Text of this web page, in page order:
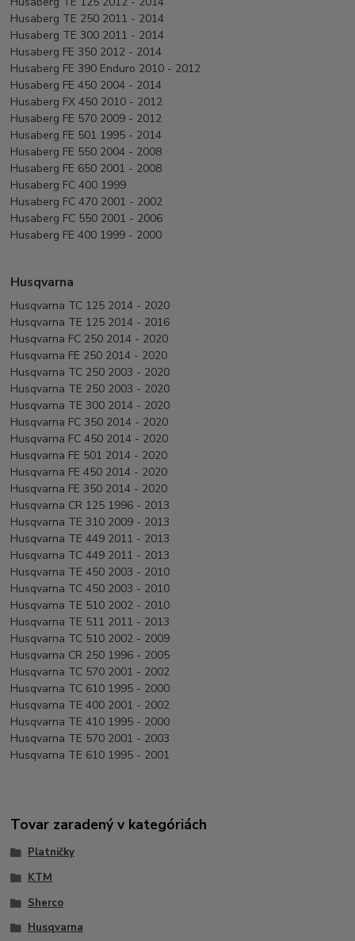
Husaberg TE 250 2011 - 2014
Husaberg TE 300 2011 - 2014
Husaberg FE 350 2012 - 2014
Husaberg FE 390 Enduro 2010 - 2012
Husaberg FE 450 2004 - 2014
Husaberg FX 450 2010 - 2012
Husaberg FE 570 2009 - 2012
Husaberg FE 501 1995 - 2014
Husaberg FE 550 2004 - 2008
Husaberg FE 650 2001 - 2008
Husaberg FC 400 1999
Husaberg FC 470 2001 - 2002
Husaberg FC 550 2001 - 2006
Husaberg FE 400 1999 - 2000
Husqvarna
Husqvarna TC 125 2014 - 2020
Husqvarna TE 125 2014 - 2016
Husqvarna FC 250 2014 - 2020
Husqvarna FE 250 2014 - 2020
Husqvarna TC 250 2003 - 2020
Husqvarna TE 250 2003 - 2020
Husqvarna TE 300 2014 - 2020
Husqvarna FC 350 2014 - 2020
Husqvarna FC 450 2014 - 2020
Husqvarna FE 501 2014 - 2020
Husqvarna FE 450 2014 - 2020
Husqvarna FE 350 2014 - 2020
Husqvarna CR 125 1996 - 2013
Husqvarna TE 310 2009 - 2013
Husqvarna TE 449 2011 - 2013
Husqvarna TC 449 2011 - 2013
Husqvarna TE 450 2003 - 2010
Husqvarna TC 450 2003 - 2010
Husqvarna TE 510 2002 - 2010
Husqvarna TE 511 2011 - 2013
Husqvarna TC 510 2002 - 2009
Husqvarna CR 250 1996 - 2005
Husqvarna TC 570 2001 - 2002
Husqvarna TC 610 1995 - 2000
Husqvarna TE 400 2001 - 2002
Husqvarna TE 410 1995 - 2000
Husqvarna TE 570 2001 - 2003
Husqvarna TE 610 1995 - 2001
Tovar zaradený v kategóriách
Platničky
KTM
Sherco
Husqvarna